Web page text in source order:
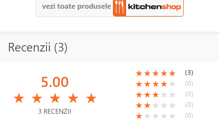
vezi toate produsele
Recenzii (3)
5.00
★ ★ ★ ★ ★
3 RECENZII
(*)
★(*)
★(*)
★(*)
★(*)
★ (3)
(*)
★(*)
★(*)
★(*)
★( )
★ (0)
(*)
★(*)
★(*)
★( )
★ ( )
★ (0)
(*)
★(*)
★( )
★ ( )
★ ( )
★ (0)
(*)
★( )
★ ( )
★ ( )
★ ( )
★ (0)